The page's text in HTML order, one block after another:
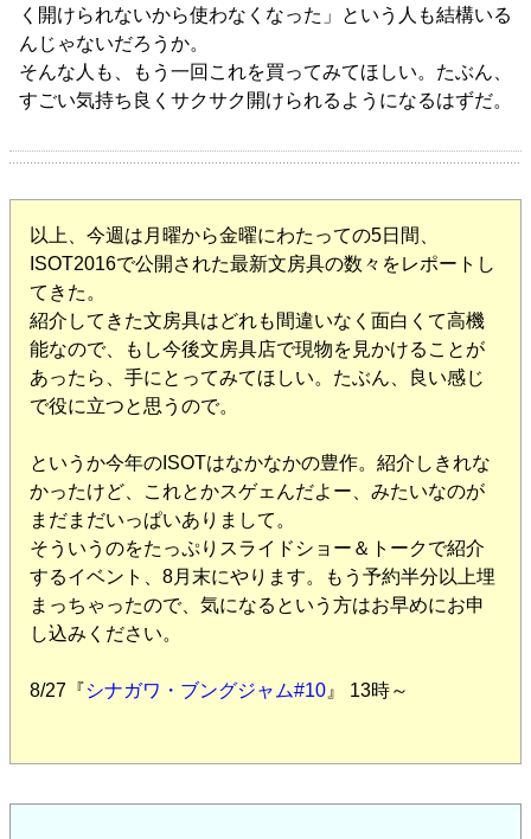
く開けられないから使わなくなった」という人も結構いる
んじゃないだろうか。
そんな人も、もう一回これを買ってみてほしい。たぶん、
すごい気持ち良くサクサク開けられるようになるはずだ。
以上、今週は月曜から金曜にわたっての5日間、
ISOT2016で公開された最新文房具の数々をレポートし
てきた。
紹介してきた文房具はどれも間違いなく面白くて高機
能なので、もし今後文房具店で現物を見かけることが
あったら、手にとってみてほしい。たぶん、良い感じ
で役に立つと思うので。
というか今年のISOTはなかなかの豊作。紹介しきれな
かったけど、これとかスゲェんだよー、みたいなのが
まだまだいっぱいありまして。
そういうのをたっぷりスライドショー＆トークで紹介
するイベント、8月末にやります。もう予約半分以上埋
まっちゃったので、気になるという方はお早めにお申
し込みください。
8/27『シナガワ・ブングジャム#10 』 13時～